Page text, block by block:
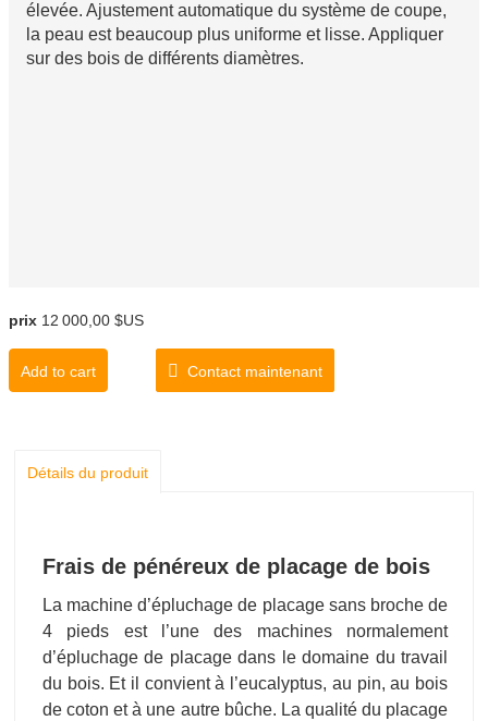
élevée. Ajustement automatique du système de coupe,
la peau est beaucoup plus uniforme et lisse. Appliquer
sur des bois de différents diamètres.
prix 12 000,00 $US
Add to cart Contact maintenant
Détails du produit
Frais de pénéreux de placage de bois
La machine d’épluchage de placage sans broche de
4 pieds est l’une des machines normalement
d’épluchage de placage dans le domaine du travail
du bois. Et il convient à l’eucalyptus, au pin, au bois
de coton et à une autre bûche. La qualité du placage